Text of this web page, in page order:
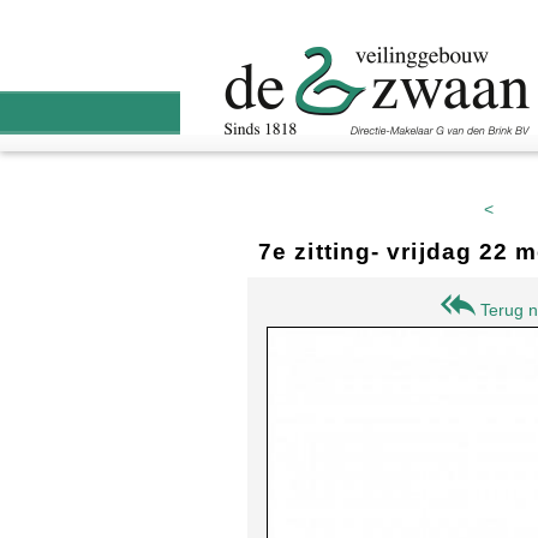
<
7e zitting- vrijdag 22
Terug